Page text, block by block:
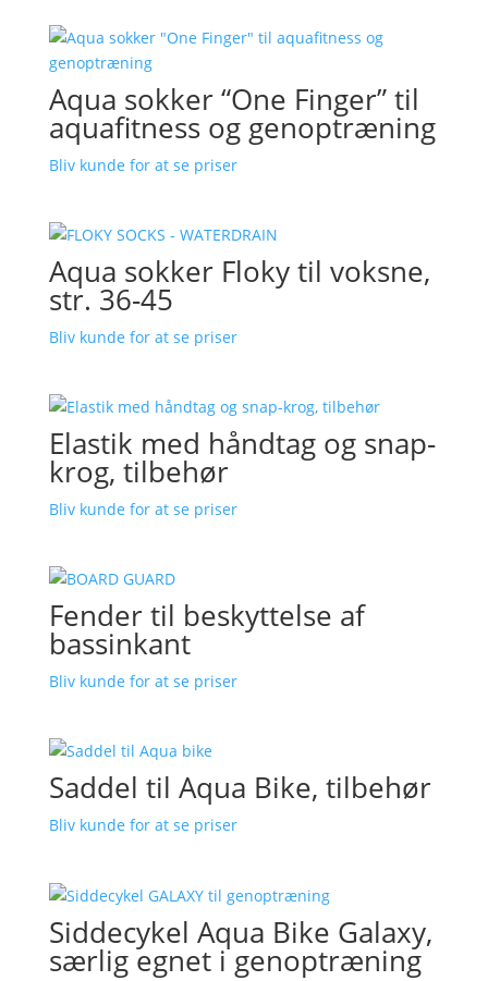
Aqua sokker “One Finger” til
aquafitness og genoptræning
Bliv kunde for at se priser
Aqua sokker Floky til voksne,
str. 36-45
Bliv kunde for at se priser
Elastik med håndtag og snap-
krog, tilbehør
Bliv kunde for at se priser
Fender til beskyttelse af
bassinkant
Bliv kunde for at se priser
Saddel til Aqua Bike, tilbehør
Bliv kunde for at se priser
Siddecykel Aqua Bike Galaxy,
særlig egnet i genoptræning